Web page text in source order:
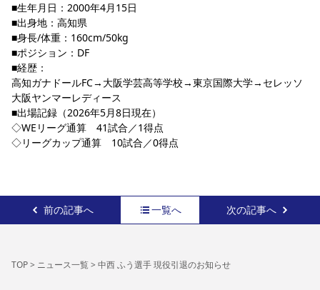
■生年月日：2000年4月15日
■出身地：高知県
■身長/体重：160cm/50kg
■ポジション：DF
■経歴：
高知ガナドールFC→大阪学芸高等学校→東京国際大学→セレッソ
大阪ヤンマーレディース
■出場記録（2026年5月8日現在）
◇WEリーグ通算　41試合／1得点
◇リーグカップ通算　10試合／0得点
前の記事へ 一覧へ 次の記事へ
TOP> ニュース一覧> 中西 ふう選手 現役引退のお知らせ